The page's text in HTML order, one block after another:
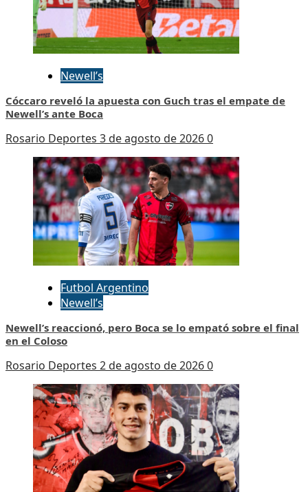
Newell’s
Cóccaro reveló la apuesta con Guch tras el empate de
Newell’s ante Boca
Rosario Deportes 3 de agosto de 20260
Futbol Argentino
Newell’s
Newell’s reaccionó, pero Boca se lo empató sobre el final
en el Coloso
Rosario Deportes 2 de agosto de 20260